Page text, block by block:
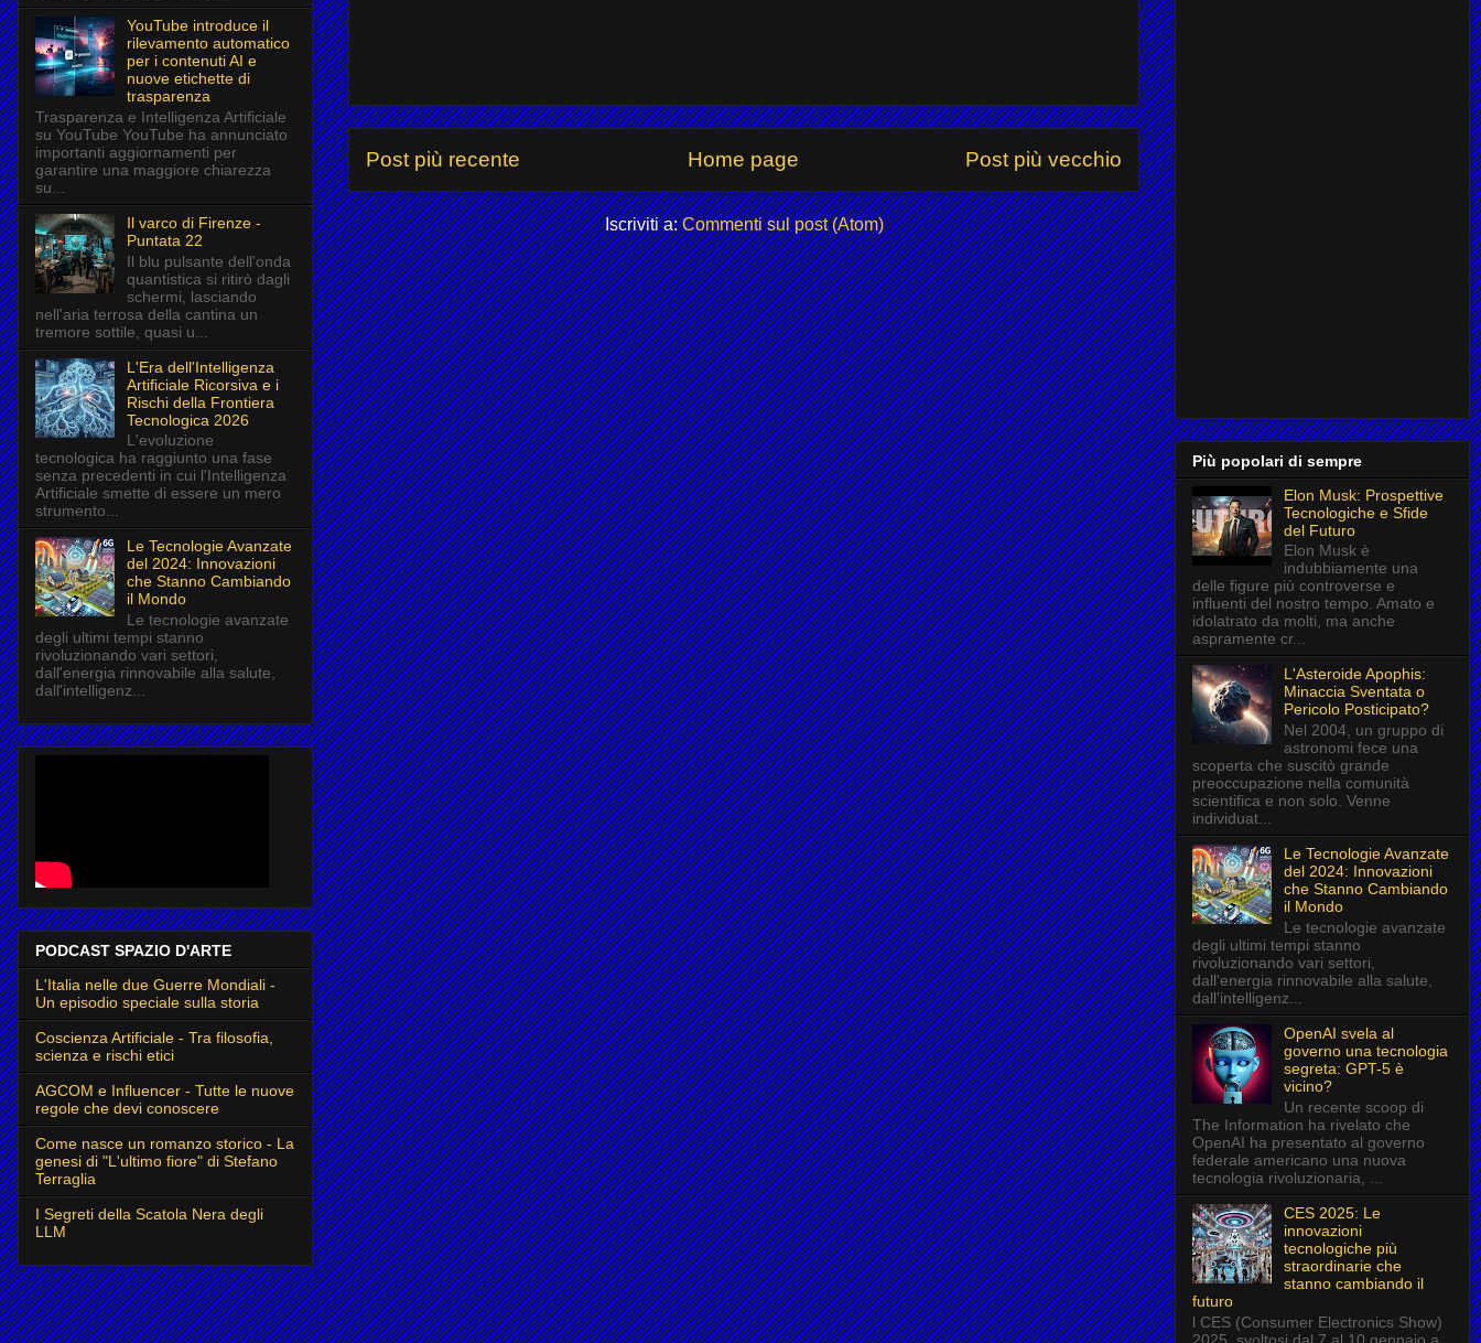
Post più recente Post più vecchio
Home page
Iscriviti a:Commenti sul post (Atom)
YouTube introduce il
rilevamento automatico
per i contenuti AI e
nuove etichette di
trasparenza
Trasparenza e Intelligenza Artificiale
su YouTube YouTube ha annunciato
importanti aggiornamenti per
garantire una maggiore chiarezza
su...
Il varco di Firenze -
Puntata 22
Il blu pulsante dell'onda
quantistica si ritirò dagli
schermi, lasciando
nell'aria terrosa della cantina un
tremore sottile, quasi u...
L'Era dell'Intelligenza
Artificiale Ricorsiva e i
Rischi della Frontiera
Tecnologica 2026
L'evoluzione
tecnologica ha raggiunto una fase
senza precedenti in cui l'Intelligenza
Artificiale smette di essere un mero
strumento...
Le Tecnologie Avanzate
del 2024: Innovazioni
che Stanno Cambiando
il Mondo
Le tecnologie avanzate
degli ultimi tempi stanno
rivoluzionando vari settori,
dall'energia rinnovabile alla salute,
dall'intelligenz...
PODCAST SPAZIO D'ARTE
L'Italia nelle due Guerre Mondiali -
Un episodio speciale sulla storia
Coscienza Artificiale - Tra filosofia,
scienza e rischi etici
AGCOM e Influencer - Tutte le nuove
regole che devi conoscere
Come nasce un romanzo storico - La
genesi di "L'ultimo fiore" di Stefano
Terraglia
I Segreti della Scatola Nera degli
LLM
Più popolari di sempre
Elon Musk: Prospettive
Tecnologiche e Sfide
del Futuro
Elon Musk è
indubbiamente una
delle figure più controverse e
influenti del nostro tempo. Amato e
idolatrato da molti, ma anche
aspramente cr...
L'Asteroide Apophis:
Minaccia Sventata o
Pericolo Posticipato?
Nel 2004, un gruppo di
astronomi fece una
scoperta che suscitò grande
preoccupazione nella comunità
scientifica e non solo. Venne
individuat...
Le Tecnologie Avanzate
del 2024: Innovazioni
che Stanno Cambiando
il Mondo
Le tecnologie avanzate
degli ultimi tempi stanno
rivoluzionando vari settori,
dall'energia rinnovabile alla salute,
dall'intelligenz...
OpenAI svela al
governo una tecnologia
segreta: GPT-5 è
vicino?
Un recente scoop di
The Information ha rivelato che
OpenAI ha presentato al governo
federale americano una nuova
tecnologia rivoluzionaria, ...
CES 2025: Le
innovazioni
tecnologiche più
straordinarie che
stanno cambiando il
futuro
l CES (Consumer Electronics Show)
2025, svoltosi dal 7 al 10 gennaio a